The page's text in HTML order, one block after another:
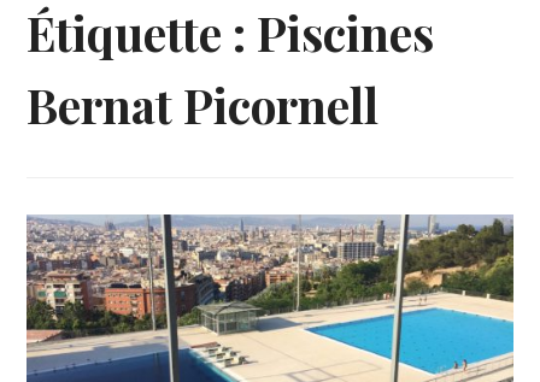
Étiquette : Piscines
Bernat Picornell